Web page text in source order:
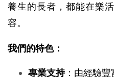
養生的長者，都能在樂
容。
我們的特色：
專業支持：由經驗豐